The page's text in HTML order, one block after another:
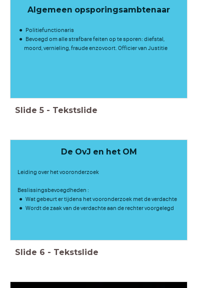
Algemeen opsporingsambtenaar
Politiefunctionaris
Bevoegd om alle strafbare feiten op te sporen: diefstal,
moord, vernieling, fraude enzovoort. Officier van Justitie
Slide 5 - Tekstslide
De OvJ en het OM
Leiding over het vooronderzoek
Beslissingsbevoegdheden :
Wat gebeurt er tijdens het vooronderzoek met de verdachte
Wordt de zaak van de verdachte aan de rechter voorgelegd
Slide 6 - Tekstslide